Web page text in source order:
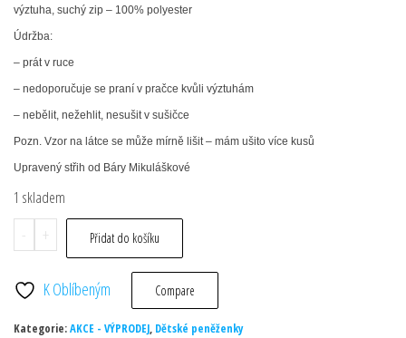
výztuha, suchý zip – 100% polyester
Údržba:
– prát v ruce
– nedoporučuje se praní v pračce kvůli výztuhám
– nebělit, nežehlit, nesušit v sušičce
Pozn. Vzor na látce se může mírně lišit – mám ušito více kusů
Upravený střih od Báry Mikuláškové
1 skladem
-
Peněženka
-
jablíčka
+ Přidat do košíku
K Oblíbeným Compare
Kategorie:AKCE - VÝPRODEJ, Dětské peněženky